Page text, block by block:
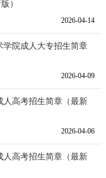
）
2026-04-14
学院成人大专招生简章
2026-04-09
人高考招生简章（最新
2026-04-06
人高考招生简章（最新